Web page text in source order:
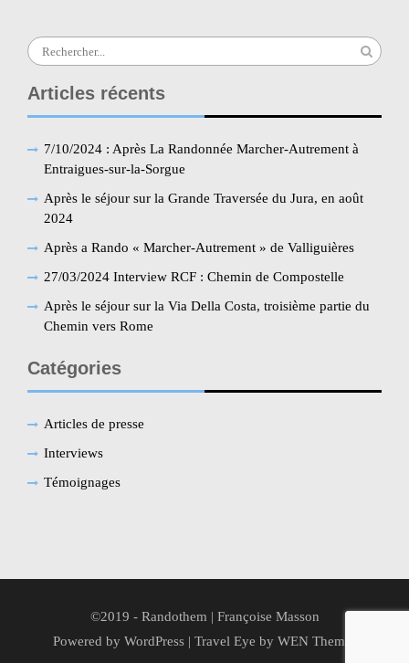
Search
for:
Articles récents
7/10/2024 : Après La Randonnée Marcher-Autrement à
Entraigues-sur-la-Sorgue
Après le séjour sur la Grande Traversée du Jura, en août
2024
Après a Rando « Marcher-Autrement » de Valliguières
27/03/2024 Interview RCF : Chemin de Compostelle
Après le séjour sur la Via Della Costa, troisième partie du
Chemin vers Rome
Catégories
Articles de presse
Interviews
Témoignages
©2019 - Randothem | Françoise Masson
Powered by WordPress | Travel Eye by WEN Themes